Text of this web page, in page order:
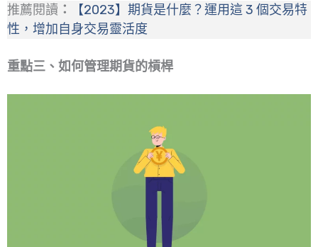
推薦閱讀 ：
【2023】期貨是什麼？運用這 3 個交易特
性，增加自身交易靈活度
重點三、 如何管理期貨的槓桿